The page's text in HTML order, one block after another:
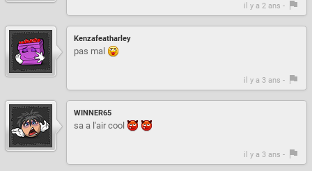
il y a 2 ans -
Kenzafeatharley
pas mal
il y a 3 ans -
WINNER65
sa a l'air cool
il y a 3 ans -